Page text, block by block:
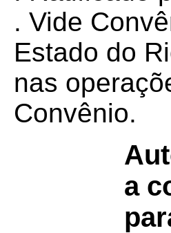
. Vide
Estado do
nas
Convênio.
a